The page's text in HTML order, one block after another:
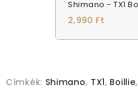
2,990 Ft
Címkék: Shimano, TX1,Boillie,